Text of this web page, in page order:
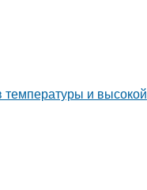
температуры и высокой